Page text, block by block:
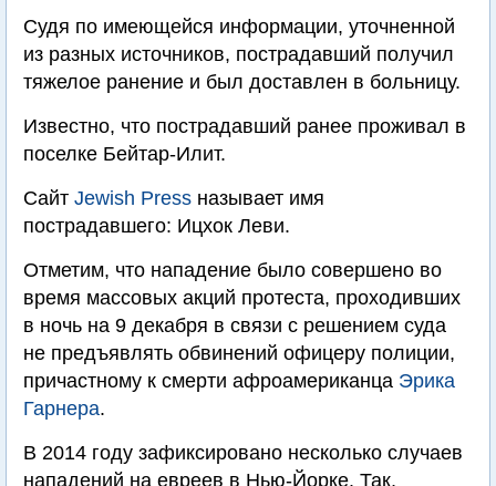
Судя по имеющейся информации, уточненной
из разных источников, пострадавший получил
тяжелое ранение и был доставлен в больницу.
Известно, что пострадавший ранее проживал в
поселке Бейтар-Илит.
Сайт Jewish Press называет имя
пострадавшего: Ицхок Леви.
Отметим, что нападение было совершено во
время массовых акций протеста, проходивших
в ночь на 9 декабря в связи с решением суда
не предъявлять обвинений офицеру полиции,
причастному к смерти афроамериканца Эрика
Гарнера.
В 2014 году зафиксировано несколько случаев
нападений на евреев в Нью-Йорке. Так,